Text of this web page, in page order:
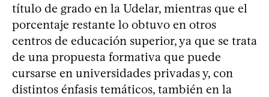
título de grado en la Udelar, mientras que el
porcentaje restante lo obtuvo en otros
centros de educación superior, ya que se trata
de una propuesta formativa que puede
cursarse en universidades privadas y, con
distintos énfasis temáticos, también en la